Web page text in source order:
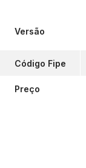
Versão
Código Fipe
Preço